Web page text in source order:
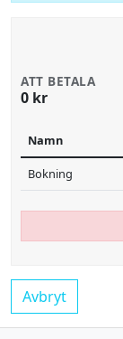
ATT BETALA
0 kr
Namn
Bokning
Avbryt